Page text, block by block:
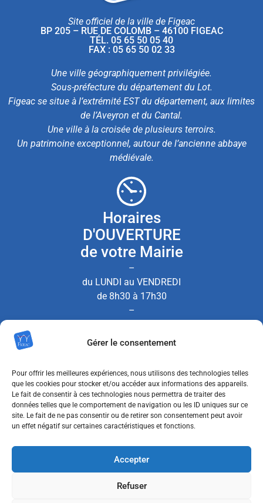
Gérer le consentement
Pour offrir les meilleures expériences, nous utilisons des technologies telles
que les cookies pour stocker et/ou accéder aux informations des appareils.
Le fait de consentir à ces technologies nous permettra de traiter des
données telles que le comportement de navigation ou les ID uniques sur ce
site. Le fait de ne pas consentir ou de retirer son consentement peut avoir
un effet négatif sur certaines caractéristiques et fonctions.
Accepter
Refuser
Site officiel de la ville de Figeac
BP 205 – RUE DE COLOMB – 46100 FIGEAC
TÉL. 05 65 50 05 40
FAX : 05 65 50 02 33
Une ville géographiquement privilégiée.
Sous-préfecture du département du Lot.
Figeac se situe à l’extrémité EST du département, aux limites
de l’Aveyron et du Cantal.
Une ville à la croisée de plusieurs terroirs.
Un patrimoine exceptionnel, autour de l’ancienne abbaye
médiévale.
Horaires
D'OUVERTURE
de votre Mairie
–
du LUNDI au VENDREDI
de 8h30 à 17h30
–
Nous contacter
MENTIONS LÉGALES
POLITIQUE DE CONFIDENTIALITÉ